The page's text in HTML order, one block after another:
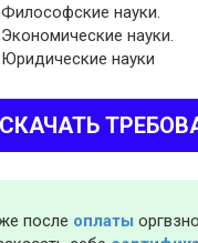
Философские науки.
Экономические науки.
Юридические науки
СКАЧАТЬ
после оплаты